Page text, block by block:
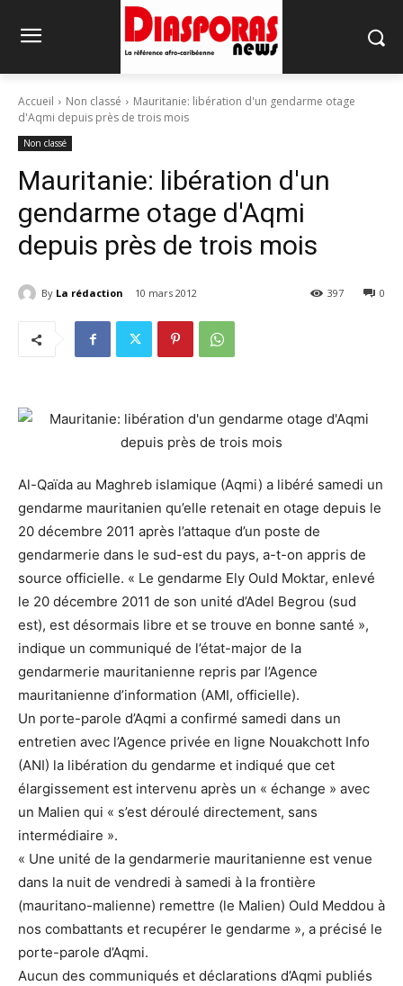
Accueil Non classé
Mauritanie: libération d'un gendarme otage
d'Aqmi depuis près de trois mois
Non classé
Mauritanie: libération d'un
gendarme otage d'Aqmi
depuis près de trois mois
By La rédaction 10 mars 2012 0
397
Al-Qaïda au Maghreb islamique (Aqmi) a libéré samedi un
gendarme mauritanien qu’elle retenait en otage depuis le
20 décembre 2011 après l’attaque d’un poste de
gendarmerie dans le sud-est du pays, a-t-on appris de
source officielle. « Le gendarme Ely Ould Moktar, enlevé
le 20 décembre 2011 de son unité d’Adel Begrou (sud
est), est désormais libre et se trouve en bonne santé »,
indique un communiqué de l’état-major de la
gendarmerie mauritanienne repris par l’Agence
mauritanienne d’information (AMI, officielle).
Un porte-parole d’Aqmi a confirmé samedi dans un
entretien avec l’Agence privée en ligne Nouakchott Info
(ANI) la libération du gendarme et indiqué que cet
élargissement est intervenu après un « échange » avec
un Malien qui « s’est déroulé directement, sans
intermédiaire ».
« Une unité de la gendarmerie mauritanienne est venue
dans la nuit de vendredi à samedi à la frontière
(mauritano-malienne) remettre (le Malien) Ould Meddou à
nos combattants et recupérer le gendarme », a précisé le
porte-parole d’Aqmi.
Aucun des communiqués et déclarations d’Aqmi publiés